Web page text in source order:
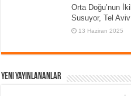
Orta Doğu’nun
Susuyor, Tel
13 Haziran 2025
Yeni Yayınlananlar